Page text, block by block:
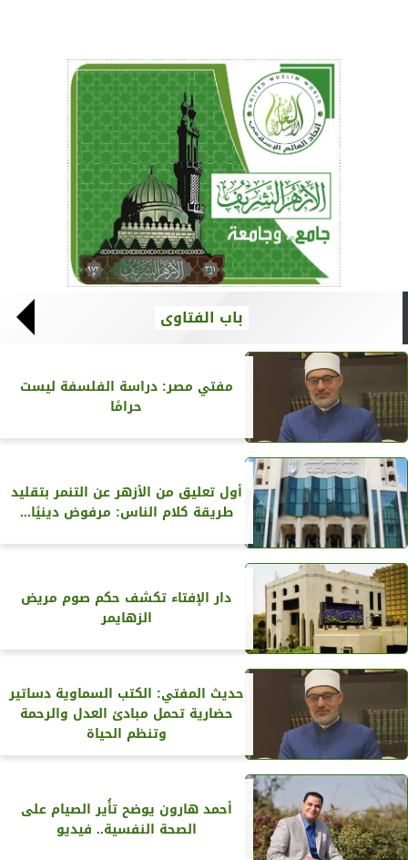
باب الفتاوى
مفتي مصر: دراسة الفلسفة ليست
حرامًا
أول تعليق من الأزهر عن التنمر بتقليد
طريقة كلام الناس: مرفوض دينيًا...
دار الإفتاء تكشف حكم صوم مريض
الزهايمر
حديث المفتي: الكتب السماوية دساتير
حضارية تحمل مبادئ العدل والرحمة
وتنظم الحياة
أحمد هارون يوضح تأُير الصيام على
الصحة النفسية.. فيديو